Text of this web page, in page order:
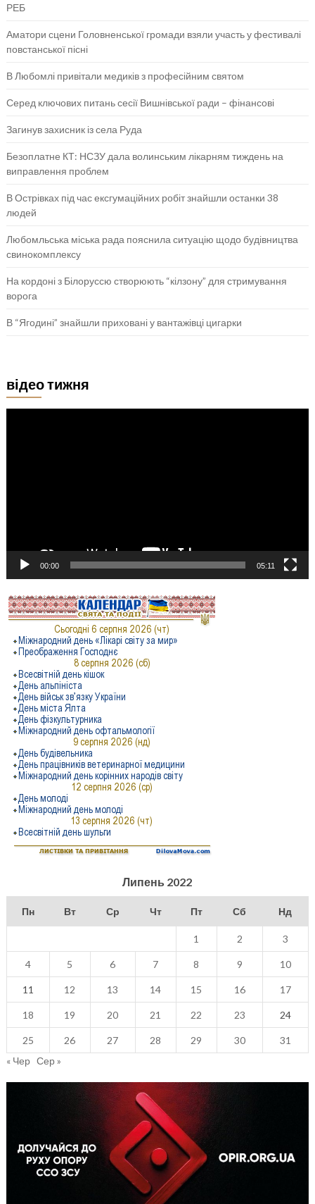
РЕБ
Аматори сцени Головненської громади взяли участь у фестивалі
повстанської пісні
В Любомлі привітали медиків з професійним святом
Серед ключових питань сесії Вишнівської ради – фінансові
Загинув захисник із села Руда
Безоплатне КТ: НСЗУ дала волинським лікарням тиждень на
виправлення проблем
В Острівках під час ексгумаційних робіт знайшли останки 38
людей
Любомльська міська рада пояснила ситуацію щодо будівництва
свинокомплексу
На кордоні з Білоруссю створюють “кілзону” для стримування
ворога
В “Ягодині” знайшли приховані у вантажівці цигарки
відео тижня
00:00 05:11
Липень 2022
Пн Вт Ср Чт Пт Сб Нд
1 2 3
4 5 6 7 8 9 10
11 12 13 14 15 16 17
18 19 20 21 22 23 24
25 26 27 28 29 30
31
« Чер Сер »